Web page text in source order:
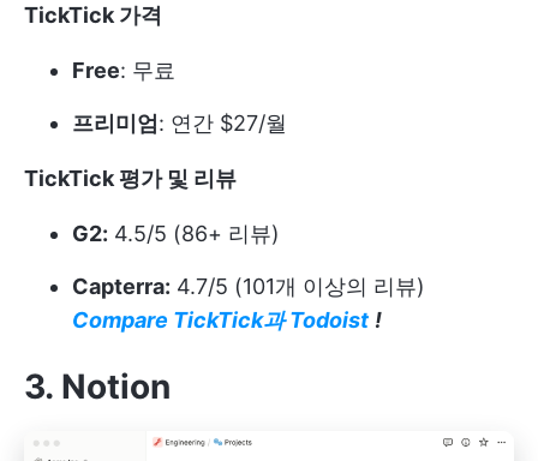
TickTick 가격
Free: 무료
프리미엄 : 연간 $27/월
TickTick 평가 및 리뷰
G2: 4.5/5 (86+ 리뷰)
Capterra: 4.7/5 (101개 이상의 리뷰)
Compare TickTick과 Todoist !
3. Notion